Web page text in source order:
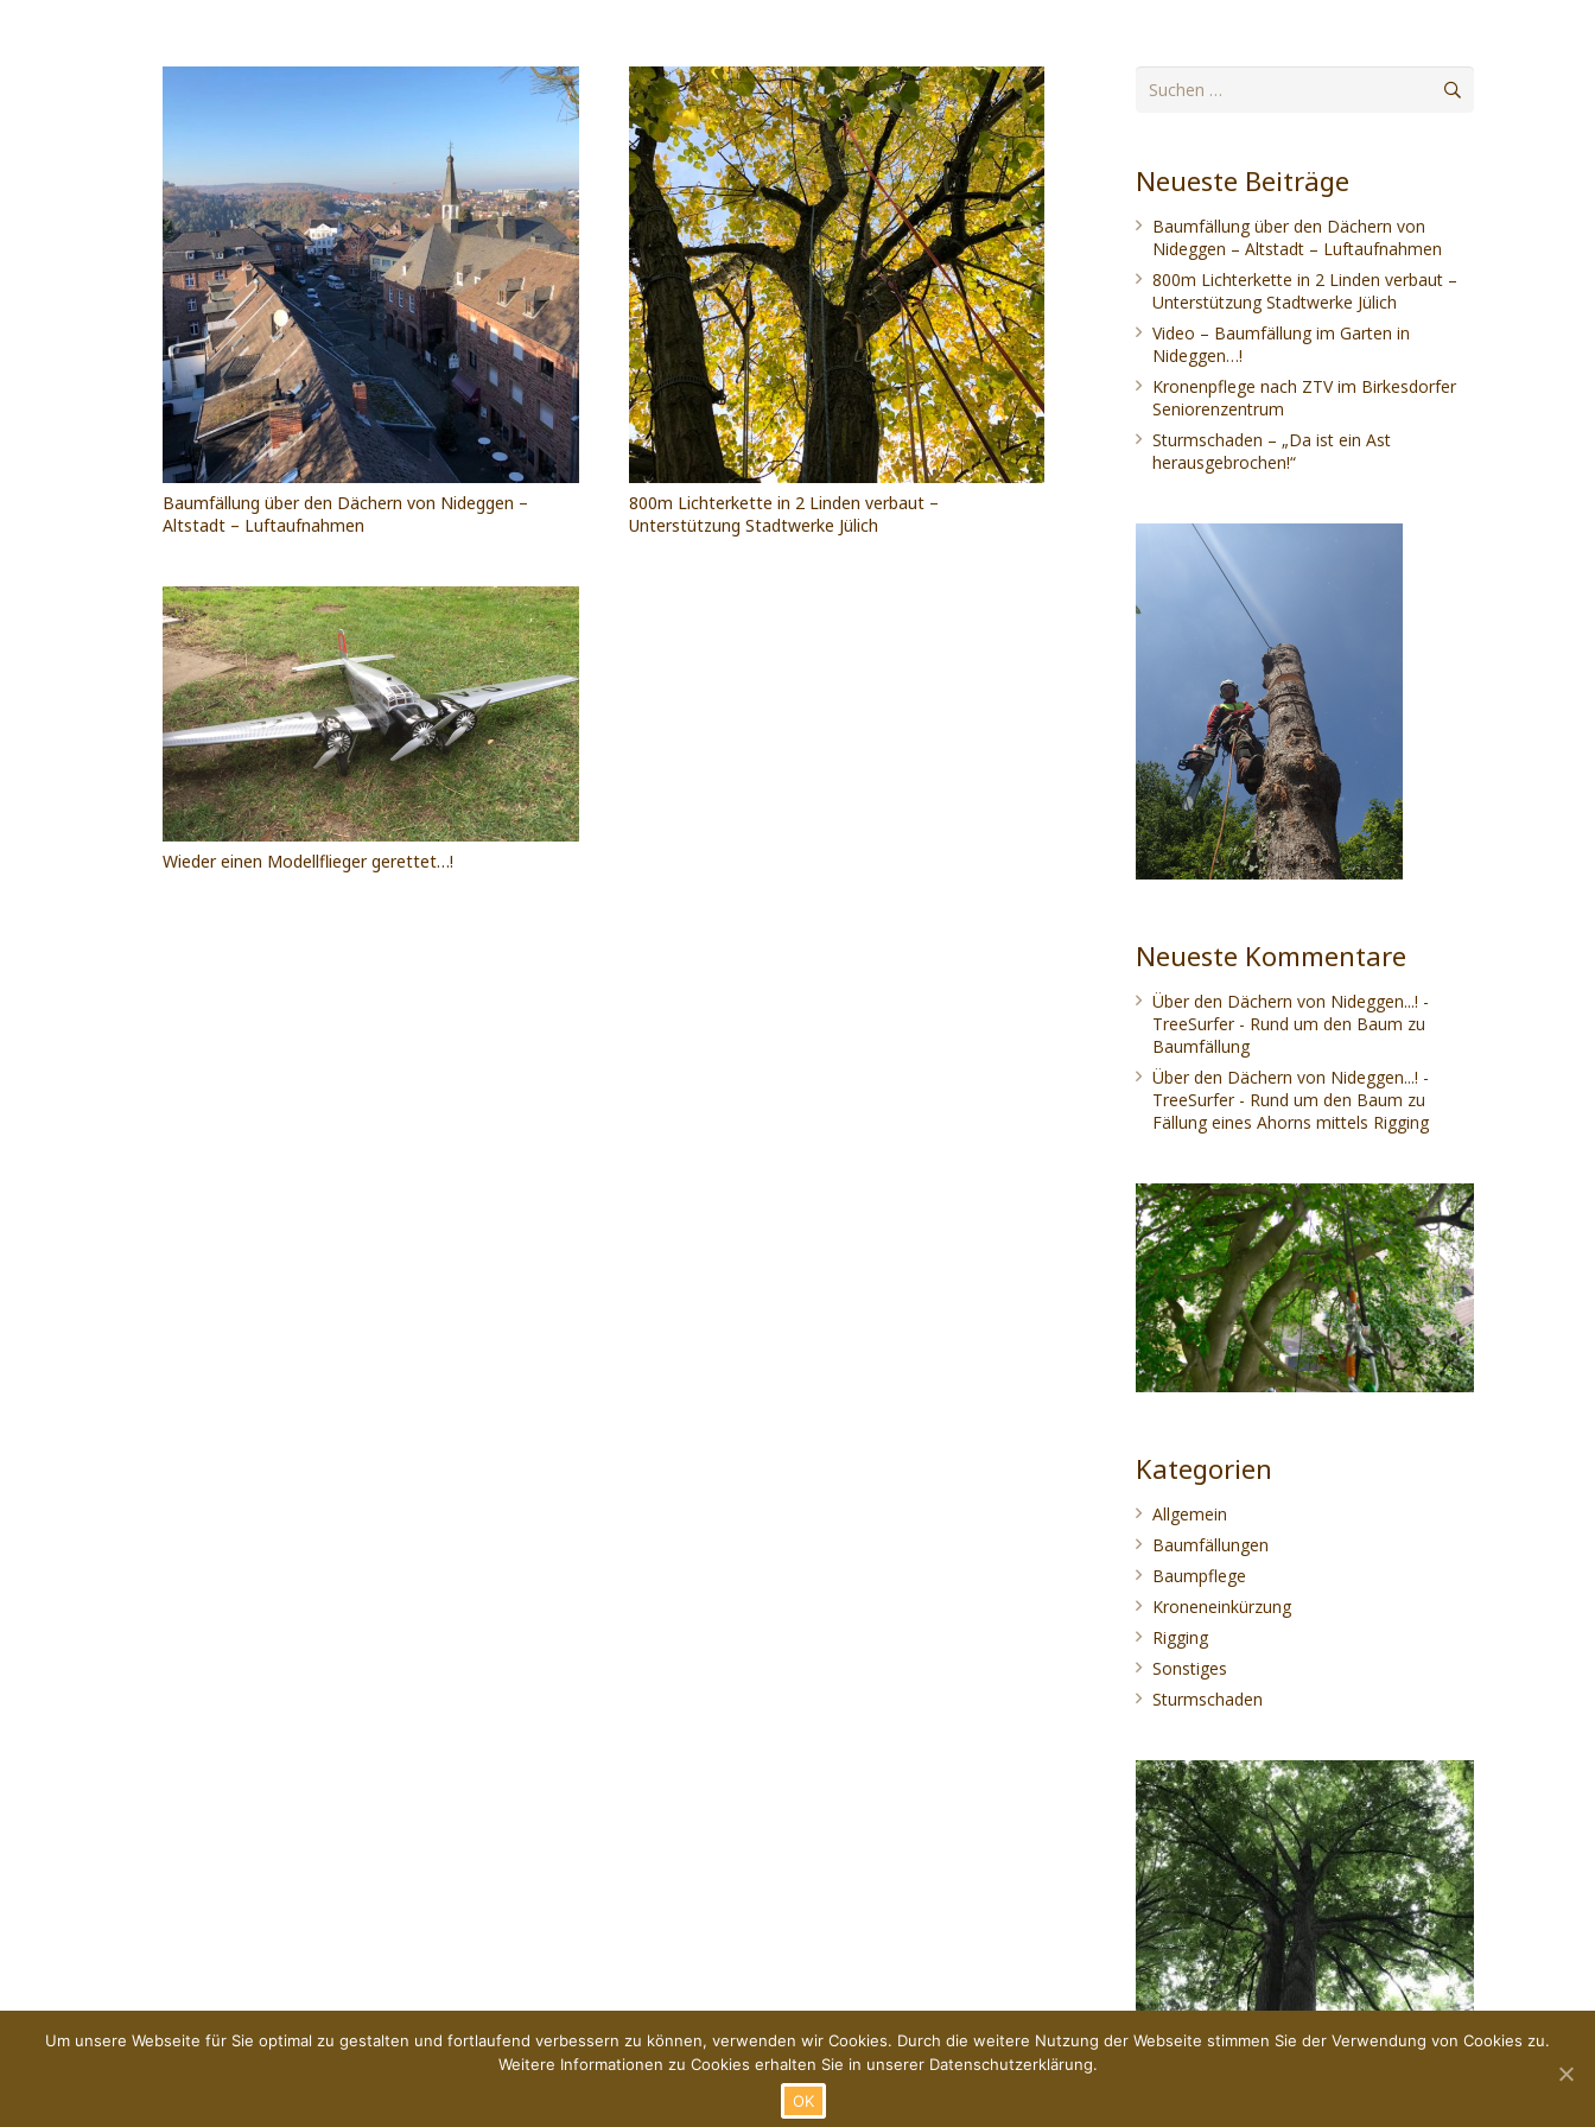
Baumfällung über den Dächern von Nideggen –
Altstadt – Luftaufnahmen
800m Lichterkette in 2 Linden verbaut –
Unterstützung Stadtwerke Jülich
Wieder einen Modellflieger gerettet…!
Suchen
Neueste Beiträge
Baumfällung über den Dächern von
Nideggen – Altstadt – Luftaufnahmen
800m Lichterkette in 2 Linden verbaut –
Unterstützung Stadtwerke Jülich
Video – Baumfällung im Garten in
Nideggen…!
Kronenpflege nach ZTV im Birkesdorfer
Seniorenzentrum
Sturmschaden – „Da ist ein Ast
herausgebrochen!“
Neueste Kommentare
Über den Dächern von Nideggen...! -
TreeSurfer - Rund um den Baum zu
Baumfällung
Über den Dächern von Nideggen...! -
TreeSurfer - Rund um den Baum zu
Fällung eines Ahorns mittels Rigging
Kategorien
Allgemein
Baumfällungen
Baumpflege
Kroneneinkürzung
Rigging
Sonstiges
Sturmschaden
Der Blick von unten.
Um unsere Webseite für Sie optimal zu gestalten und fortlaufend verbessern zu können, verwenden wir Cookies. Durch die weitere Nutzung der Webseite stimmen Sie der Verwendung von Cookies zu.
Weitere Informationen zu Cookies erhalten Sie in unserer Datenschutzerklärung.
OK